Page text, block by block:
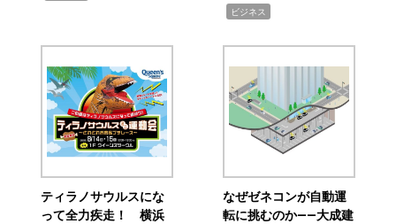
ビジネス
ティラノサウルスにな
って全力疾走！ 横浜
なぜゼネコンが自動運
転に挑むのか――大成建